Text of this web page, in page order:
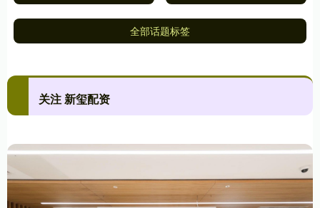
全部话题标签
关注 新玺配资